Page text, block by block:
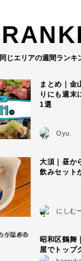
同じエリアの週間ランキ
まとめ｜金
りにも週末
1選
Oyu.
大須｜昼か
飲みセット
にしむ
昭和区鶴舞
屋でトップ